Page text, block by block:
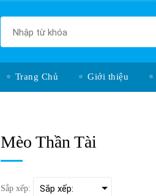
Trang Chủ Giới thiệu
Mèo Thần Tài
Sắp xếp: